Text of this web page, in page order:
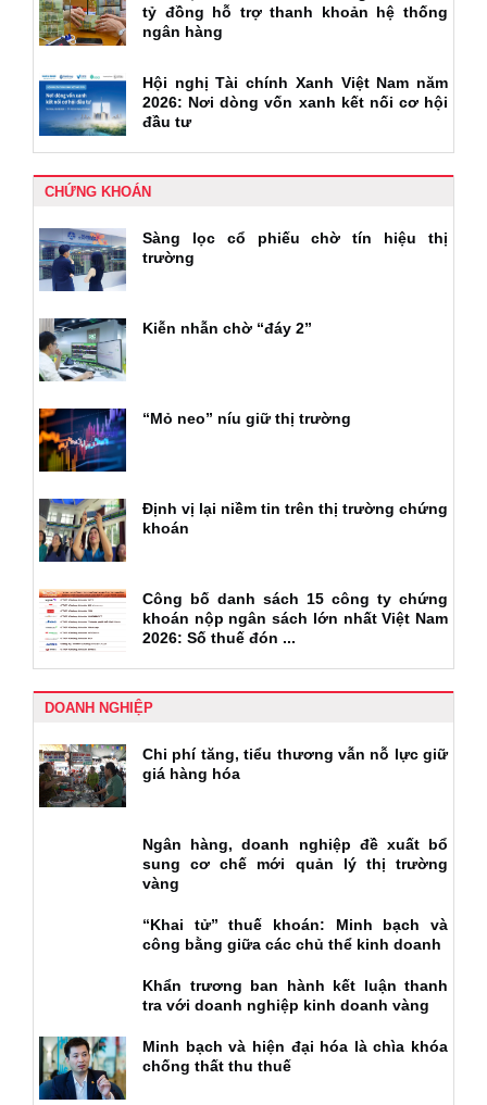
tỷ đồng hỗ trợ thanh khoản hệ thống
ngân hàng
Hội nghị Tài chính Xanh Việt Nam năm
2026: Nơi dòng vốn xanh kết nối cơ hội
đầu tư
CHỨNG KHOÁN
Sàng lọc cổ phiếu chờ tín hiệu thị
trường
Kiễn nhẫn chờ “đáy 2”
“Mỏ neo” níu giữ thị trường
Định vị lại niềm tin trên thị trường chứng
khoán
Công bố danh sách 15 công ty chứng
khoán nộp ngân sách lớn nhất Việt Nam
2026: Số thuế đón ...
DOANH NGHIỆP
Chi phí tăng, tiểu thương vẫn nỗ lực giữ
giá hàng hóa
Ngân hàng, doanh nghiệp đề xuất bổ
sung cơ chế mới quản lý thị trường
vàng
“Khai tử” thuế khoán: Minh bạch và
công bằng giữa các chủ thể kinh doanh
Khẩn trương ban hành kết luận thanh
tra với doanh nghiệp kinh doanh vàng
Minh bạch và hiện đại hóa là chìa khóa
chống thất thu thuế